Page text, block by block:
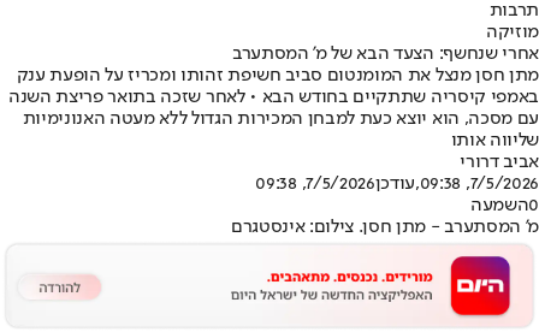
תרבות
מוזיקה
אחרי שנחשף: הצעד הבא של מ' המסתערב
מתן חסן מנצל את המומנטום סביב חשיפת זהותו ומכריז על הופעת ענק
באמפי קיסריה שתתקיים בחודש הבא • לאחר שזכה בתואר פריצת השנה
עם מסכה, הוא יוצא כעת למבחן המכירות הגדול ללא מעטה האנונימיות
שליווה אותו
אביב דרורי
7/5/2026, 09:38
,עודכן7/5/2026, 09:38
0השמעה
מ' המסתערב - מתן חסן. צילום: אינסטגרם